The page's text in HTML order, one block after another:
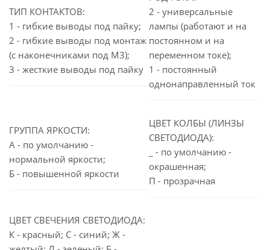
ТИП КОНТАКТОВ:
1 - гибкие выводы под пайку;
2 - гибкие выводы под монтаж
(с наконечниками под М3);
3 - жесткие выводы под пайку
2 - универсальные
лампы (работают и на
постоянном и на
переменном токе);
1 - постоянный
однонаправленный ток
ГРУППА ЯРКОСТИ:
А - по умолчанию -
нормальной яркости;
Б - повышенной яркости
ЦВЕТ КОЛБЫ (ЛИНЗЫ
СВЕТОДИОДА):
_ - по умолчанию -
окрашенная;
П - прозрачная
ЦВЕТ СВЕЧЕНИЯ СВЕТОДИОДА:
К - красный; С - синий; Ж -